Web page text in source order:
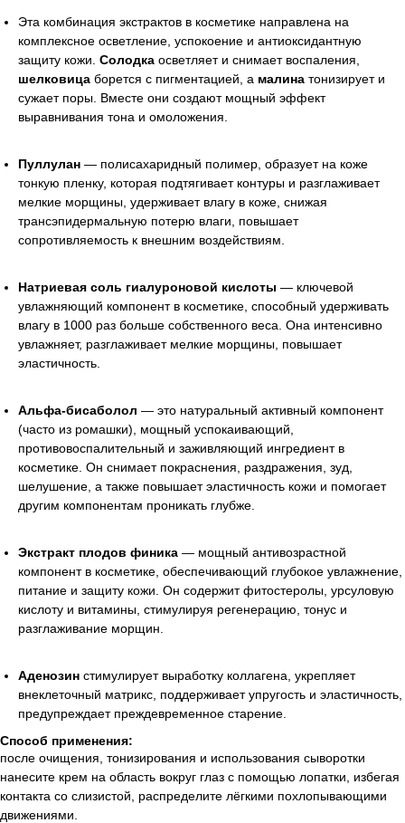
Эта комбинация экстрактов в косметике направлена на
комплексное осветление, успокоение и антиоксидантную
защиту кожи. Cолодка осветляет и снимает воспаления,
шелковица борется с пигментацией, а малина тонизирует и
сужает поры. Вместе они создают мощный эффект
выравнивания тона и омоложения.
Пуллулан — полисахаридный полимер, образует на коже
тонкую пленку, которая подтягивает контуры и разглаживает
мелкие морщины, удерживает влагу в коже, снижая
трансэпидермальную потерю влаги, повышает
сопротивляемость к внешним воздействиям.
Натриевая соль гиалуроновой кислоты — ключевой
увлажняющий компонент в косметике, способный удерживать
влагу в 1000 раз больше собственного веса. Она интенсивно
увлажняет, разглаживает мелкие морщины, повышает
эластичность.
Альфа-бисаболол — это натуральный активный компонент
(часто из ромашки), мощный успокаивающий,
противовоспалительный и заживляющий ингредиент в
косметике. Он снимает покраснения, раздражения, зуд,
шелушение, а также повышает эластичность кожи и помогает
другим компонентам проникать глубже.
Экстракт плодов финика — мощный антивозрастной
компонент в косметике, обеспечивающий глубокое увлажнение,
питание и защиту кожи. Он содержит фитостеролы, урсуловую
кислоту и витамины, стимулируя регенерацию, тонус и
разглаживание морщин.
Аденозин стимулирует выработку коллагена, укрепляет
внеклеточный матрикс, поддерживает упругость и эластичность,
предупреждает преждевременное старение.
Способ применения:
после очищения, тонизирования и использования сыворотки
нанесите крем на область вокруг глаз с помощью лопатки, избегая
контакта со слизистой, распределите лёгкими похлопывающими
движениями.
Доставка и оплата
Обмен и возврат
Бренды
Новинки
% SALE
и европейской косметики